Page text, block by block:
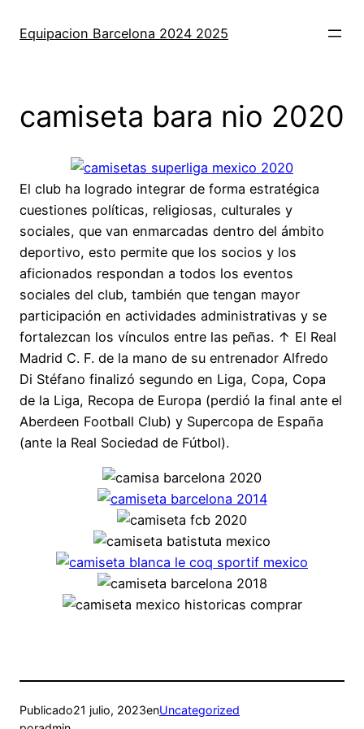
Equipacion Barcelona 2024 2025
camiseta bara nio 2020
El club ha logrado integrar de forma estratégica
cuestiones políticas, religiosas, culturales y
sociales, que van enmarcadas dentro del ámbito
deportivo, esto permite que los socios y los
aficionados respondan a todos los eventos
sociales del club, también que tengan mayor
participación en actividades administrativas y se
fortalezcan los vínculos entre las peñas. ↑ El Real
Madrid C. F. de la mano de su entrenador Alfredo
Di Stéfano finalizó segundo en Liga, Copa, Copa
de la Liga, Recopa de Europa (perdió la final ante el
Aberdeen Football Club) y Supercopa de España
(ante la Real Sociedad de Fútbol).
Publicado21 julio, 2023enUncategorized